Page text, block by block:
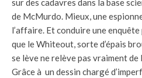
sur des cadavres dans la base
de McMurdo. Mieux, une
l’affaire. Et conduire une
que le Whiteout, sorte d’épais
se lève ne relève pas vraiment de
Grâce à un dessin chargé